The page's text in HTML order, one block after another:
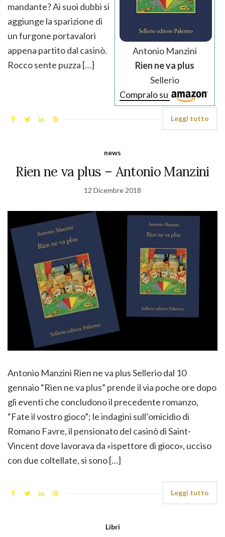
Antonio Manzini
Rien ne va plus
Sellerio
Compralo su
mandante? Ai suoi dubbi si
aggiunge la sparizione di
un furgone portavalori
appena partito dal casinò.
Rocco sente puzza […]
Leggi tutto
news
Rien ne va plus – Antonio Manzini
12 Dicembre 2018
Antonio Manzini Rien ne va plus Sellerio dal 10
gennaio “Rien ne va plus” prende il via poche ore dopo
gli eventi che concludono il precedente romanzo,
“Fate il vostro gioco”; le indagini sull’omicidio di
Romano Favre, il pensionato del casinò di Saint-
Vincent dove lavorava da «ispettore di gioco», ucciso
con due coltellate, si sono […]
Leggi tutto
Libri